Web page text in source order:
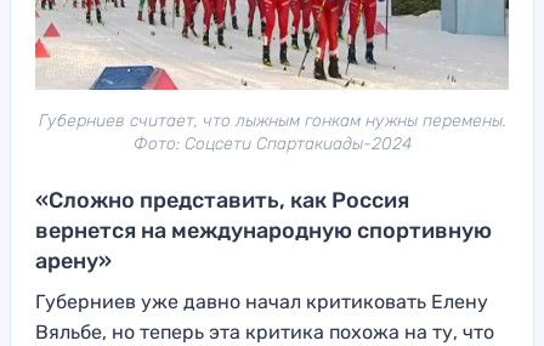
Губерниев считает, что лыжным гонкам нужны перемены.
Фото: Соцсети Спартакиады-2024
«Сложно представить, как Россия
вернется на международную спортивную
арену»
Губерниев уже давно начал критиковать Елену
Вяльбе, но теперь эта критика похожа на ту, что